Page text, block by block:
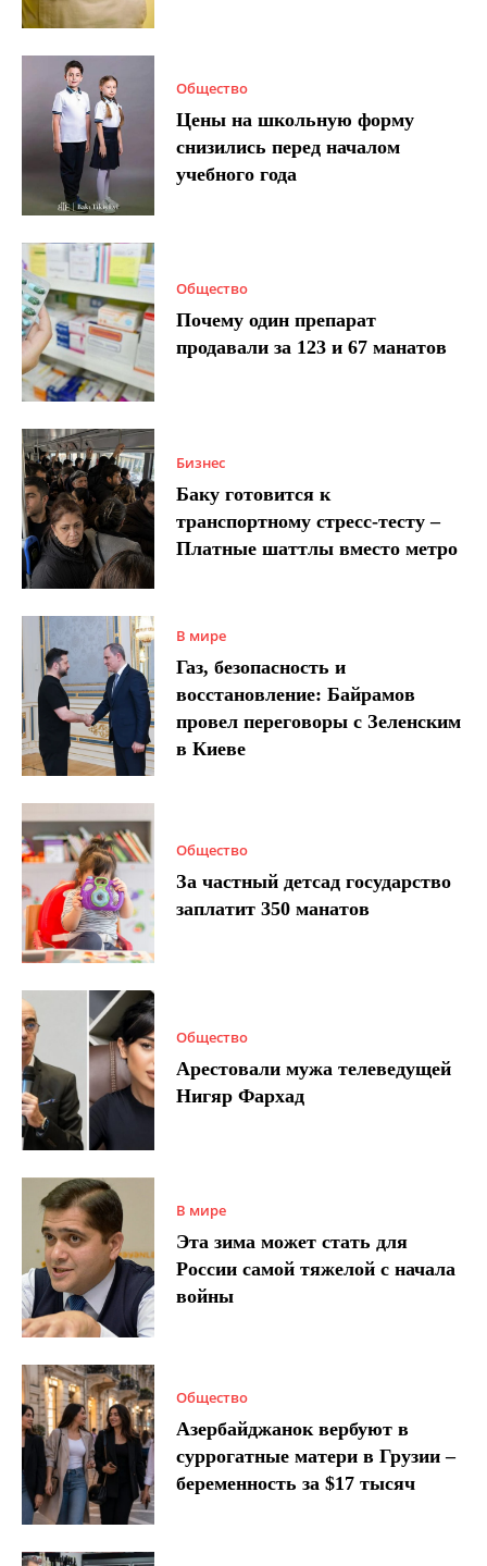
Общество
Цены на школьную форму
снизились перед началом
учебного года
Общество
Почему один препарат
продавали за 123 и 67 манатов
Бизнес
Баку готовится к
транспортному стресс-тесту –
Платные шаттлы вместо метро
В мире
Газ, безопасность и
восстановление: Байрамов
провел переговоры с Зеленским
в Киеве
Общество
За частный детсад государство
заплатит 350 манатов
Общество
Арестовали мужа телеведущей
Нигяр Фархад
В мире
Эта зима может стать для
России самой тяжелой с начала
войны
Общество
Азербайджанок вербуют в
суррогатные матери в Грузии –
беременность за $17 тысяч